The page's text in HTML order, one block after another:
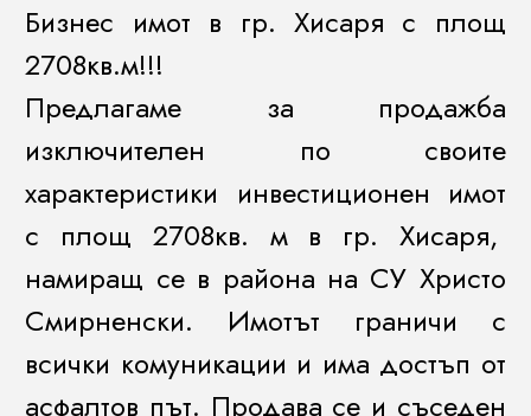
Бизнес имот в гр. Хисаря с площ
2708кв.м!!!
Предлагаме за продажба
изключителен по своите
характеристики инвестиционен имот
с площ 2708кв. м в гр. Хисаря,
намиращ се в района на СУ Христо
Смирненски. Имотът граничи с
всички комуникации и има достъп от
асфалтов път. Продава се и съседен